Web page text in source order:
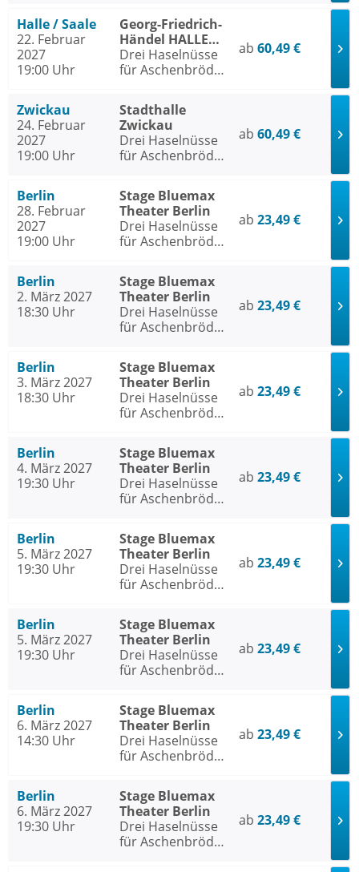
Halle / Saale
22. Februar
2027
19:00 Uhr
Georg-Friedrich-
Händel HALLE
Halle / Saale
Drei Haselnüsse
für Aschenbrödel
ab 60,49 €
Zwickau
24. Februar
2027
19:00 Uhr
Stadthalle
Zwickau
Drei Haselnüsse
für Aschenbrödel
ab 60,49 €
Berlin
28. Februar
2027
19:00 Uhr
Stage Bluemax
Theater Berlin
Drei Haselnüsse
für Aschenbrödel
ab 23,49 €
Berlin
2. März 2027
18:30 Uhr
Stage Bluemax
Theater Berlin
Drei Haselnüsse
für Aschenbrödel
ab 23,49 €
Berlin
3. März 2027
18:30 Uhr
Stage Bluemax
Theater Berlin
Drei Haselnüsse
für Aschenbrödel
ab 23,49 €
Berlin
4. März 2027
19:30 Uhr
Stage Bluemax
Theater Berlin
Drei Haselnüsse
für Aschenbrödel
ab 23,49 €
Berlin
5. März 2027
19:30 Uhr
Stage Bluemax
Theater Berlin
Drei Haselnüsse
für Aschenbrödel
ab 23,49 €
Berlin
5. März 2027
19:30 Uhr
Stage Bluemax
Theater Berlin
Drei Haselnüsse
für Aschenbrödel
ab 23,49 €
Berlin
6. März 2027
14:30 Uhr
Stage Bluemax
Theater Berlin
Drei Haselnüsse
für Aschenbrödel
ab 23,49 €
Berlin
6. März 2027
19:30 Uhr
Stage Bluemax
Theater Berlin
Drei Haselnüsse
für Aschenbrödel
ab 23,49 €